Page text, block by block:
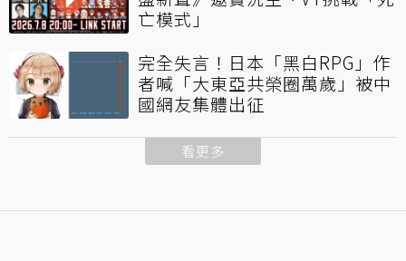
亡模式」
完全失言！日本「黑白RPG」作
者喊「大東亞共榮圈萬歲」被中
國網友集體出征
看更多